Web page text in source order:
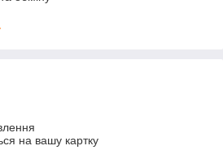
на вашу картку